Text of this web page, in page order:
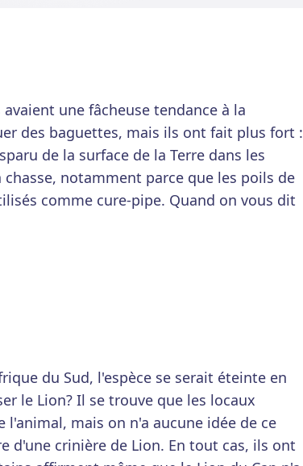
une fâcheuse tendance à la
des baguettes, mais ils ont fait plus fort :
de la surface de la Terre dans les
chasse, notamment parce que les poils de
comme cure-pipe. Quand on vous dit
du Sud, l'espèce se serait éteinte en
le Lion? Il se trouve que les locaux
mais on n'a aucune idée de ce
d'une crinière de Lion. En tout cas, ils ont